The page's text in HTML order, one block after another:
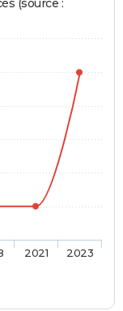
2021 2023